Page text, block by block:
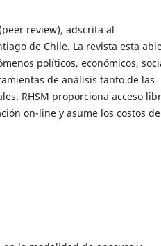
review), adscrita al
de Chile. La revista esta
políticos, económicos,
de análisis tanto de las
RHSM proporciona acceso
on-line y asume los costos de